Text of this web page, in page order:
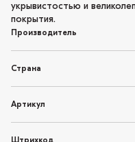
укрывистостью и
покрытия.
Производитель
Страна
Артикул